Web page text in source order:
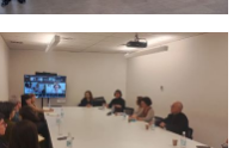
Zoom